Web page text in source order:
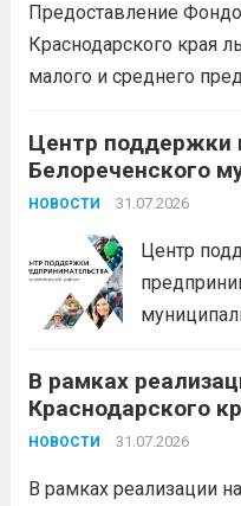
каникулы;
дальше
Предоставление
Краснодарского края
малого и среднего
5 млн. рублей Срок от
ставка 0,1- 8,15 %
льготного периода...
Центр поддержки
Белореченского
Краснодарского
НОВОСТИ 31.07.2026
Центр
В рамках
Краснодарского
проекта
НОВОСТИ 31.07.2026
В рамках реализации